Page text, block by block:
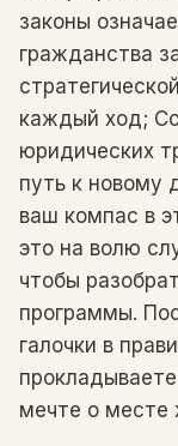
законы
гражданства
каждый ход;
юридических
путь к новому
ваш компас в
это на волю
чтобы
программы.
галочки в
мечте о месте